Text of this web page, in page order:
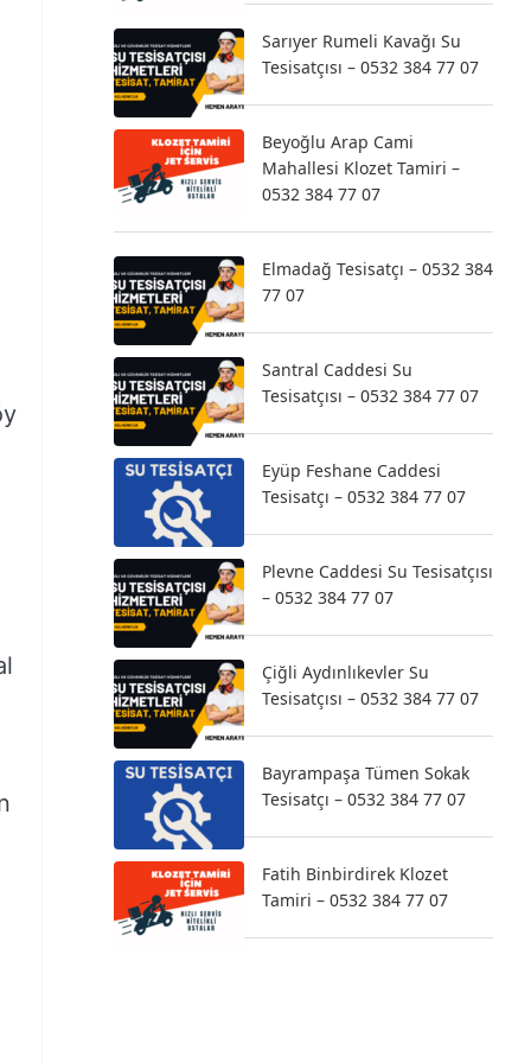
Sarıyer Rumeli Kavağı Su
Tesisatçısı – 0532 384 77 07
Beyoğlu Arap Cami
Mahallesi Klozet Tamiri –
0532 384 77 07
Elmadağ Tesisatçı – 0532 384
77 07
Santral Caddesi Su
Tesisatçısı – 0532 384 77 07
Eyüp Feshane Caddesi
Tesisatçı – 0532 384 77 07
Plevne Caddesi Su Tesisatçısı
– 0532 384 77 07
Çiğli Aydınlıkevler Su
Tesisatçısı – 0532 384 77 07
Bayrampaşa Tümen Sokak
Tesisatçı – 0532 384 77 07
Fatih Binbirdirek Klozet
Tamiri – 0532 384 77 07